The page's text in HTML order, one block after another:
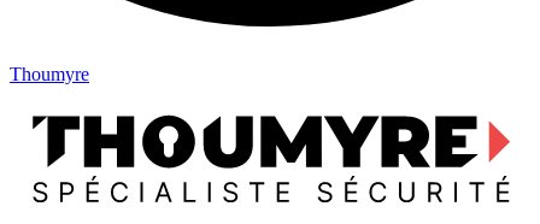
Thoumyre